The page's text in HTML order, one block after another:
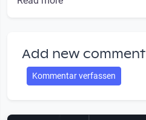
Add new comment
Kommentar verfassen